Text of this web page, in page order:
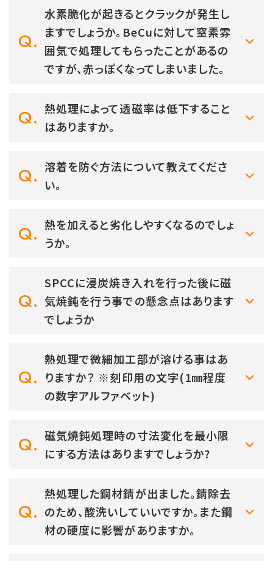
水素脆化が起きるとクラックが発生し
ますでしょうか。BeCuに対して窒素雰
囲気で処理してもらったことがあるの
ですが、赤っぽくなってしまいました。
熱処理によって透磁率は低下すること
はありますか。
溶着を防ぐ方法について教えてくださ
い。
熱を加えると劣化しやすくなるのでしょ
うか。
SPCCに浸炭焼き入れを行った後に磁
気焼鈍を行う事での懸念点はあります
でしょうか
熱処理で微細加工部が溶ける事はあ
りますか？ ※刻印用の文字(1㎜程度
の数字アルファベット)
磁気焼鈍処理時の寸法変化を最小限
にする方法はありますでしょうか?
熱処理した鋼材錆が出ました。錆除去
のため、酸洗いしていいですか。また鋼
材の硬度に影響がありますか。